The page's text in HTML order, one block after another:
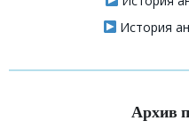
История
Архив